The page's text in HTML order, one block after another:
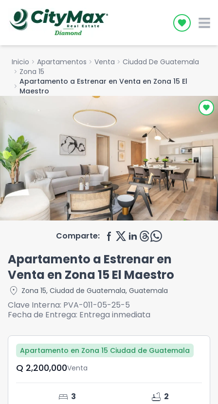
Icon
Inicio chevron_right Apartamentos chevron_right Venta chevron_right Ciudad De Guatemala
chevron_right Zona 15
chevron_right Apartamento a Estrenar en Venta en Zona 15 El
Maestro
Comparte:
Apartamento a Estrenar en
Venta en Zona 15 El Maestro
location_on Zona 15, Ciudad de Guatemala, Guatemala
Clave Interna: PVA-011-05-25-5
Fecha de Entrega: Entrega inmediata
Apartamento en Zona 15 Ciudad de Guatemala
Q	2,200,000Venta
bed 3 bathtub 2